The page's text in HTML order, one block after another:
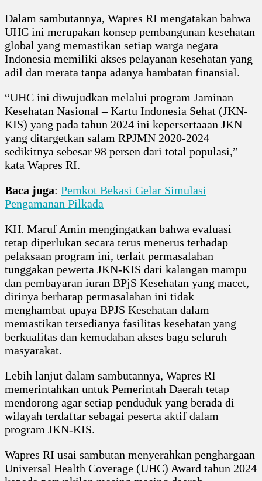
Dalam sambutannya, Wapres RI mengatakan bahwa
UHC ini merupakan konsep pembangunan kesehatan
global yang memastikan setiap warga negara
Indonesia memiliki akses pelayanan kesehatan yang
adil dan merata tanpa adanya hambatan finansial.
“UHC ini diwujudkan melalui program Jaminan
Kesehatan Nasional – Kartu Indonesia Sehat (JKN-
KIS) yang pada tahun 2024 ini kepersertaaan JKN
yang ditargetkan salam RPJMN 2020-2024
sedikitnya sebesar 98 persen dari total populasi,”
kata Wapres RI.
Baca juga: Pemkot Bekasi Gelar Simulasi
Pengamanan Pilkada
KH. Maruf Amin mengingatkan bahwa evaluasi
tetap diperlukan secara terus menerus terhadap
pelaksaan program ini, terlait permasalahan
tunggakan pewerta JKN-KIS dari kalangan mampu
dan pembayaran iuran BPjS Kesehatan yang macet,
dirinya berharap permasalahan ini tidak
menghambat upaya BPJS Kesehatan dalam
memastikan tersedianya fasilitas kesehatan yang
berkualitas dan kemudahan akses bagu seluruh
masyarakat.
Lebih lanjut dalam sambutannya, Wapres RI
memerintahkan untuk Pemerintah Daerah tetap
mendorong agar setiap penduduk yang berada di
wilayah terdaftar sebagai peserta aktif dalam
program JKN-KIS.
Wapres RI usai sambutan menyerahkan penghargaan
Universal Health Coverage (UHC) Award tahun 2024